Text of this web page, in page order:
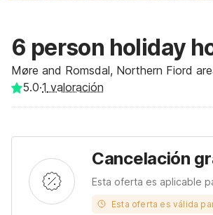
6 person holiday
Møre and Romsdal, Northern Fiord
5.0·1 valoración
Cancelación
Esta oferta es aplicable
Esta oferta es válida